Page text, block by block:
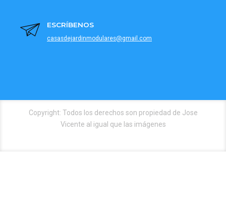
ESCRÍBENOS
casasdejardinmodulares@gmail.com
Copyright: Todos los derechos son propiedad de Jose
Vicente al igual que las imágenes